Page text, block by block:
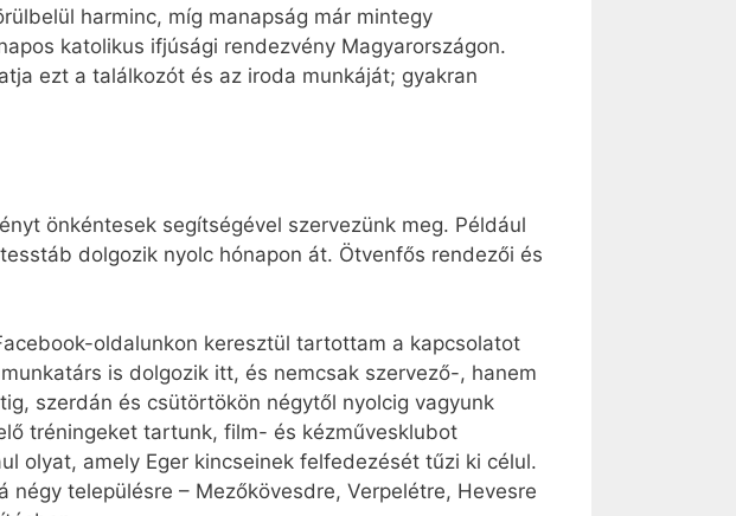
harminc, míg manapság már mintegy
katolikus ifjúsági rendezvény Magyarországon.
ezt a találkozót és az iroda munkáját; gyakran
önkéntesek segítségével szervezünk meg. Például
dolgozik nyolc hónapon át. Ötvenfős rendezői és
oldalunkon keresztül tartottam a kapcsolatot
is dolgozik itt, és nemcsak szervező-, hanem
szerdán és csütörtökön négytől nyolcig vagyunk
tréningeket tartunk, film- és kézművesklubot
olyat, amely Eger kincseinek felfedezését tűzi ki célul.
településre – Mezőkövesdre, Verpelétre, Hevesre